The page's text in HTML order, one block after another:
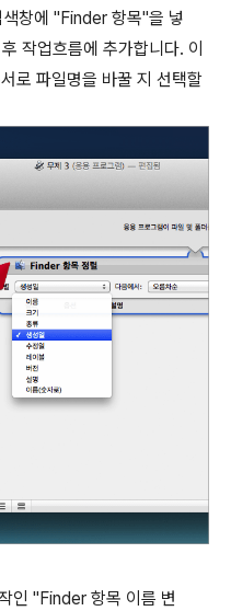
창에 "Finder 항목"을 넣
작업흐름에 추가합니다. 이
로 파일명을 바꿀 지 선택할
인 "Finder 항목 이름 변